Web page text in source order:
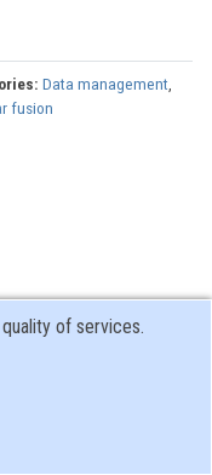
Data management,
fusion
of services.